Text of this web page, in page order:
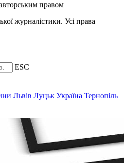
правом
журналістики. Усі права
ESC
Львів Луцьк Україна Тернопіль